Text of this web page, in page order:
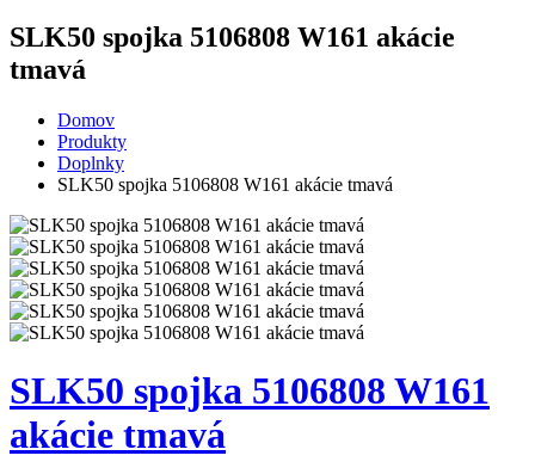
SLK50 spojka 5106808 W161 akácie
tmavá
Domov
Produkty
Doplnky
SLK50 spojka 5106808 W161 akácie tmavá
SLK50 spojka 5106808 W161
akácie tmavá